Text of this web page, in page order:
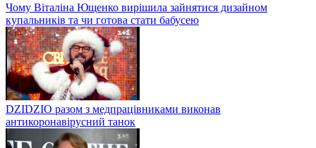
Чому Віталіна Ющенко вирішила зайнятися дизайном
купальників та чи готова стати бабусею
DZIDZIO разом з медпрацівниками виконав
антикоронавірусний танок